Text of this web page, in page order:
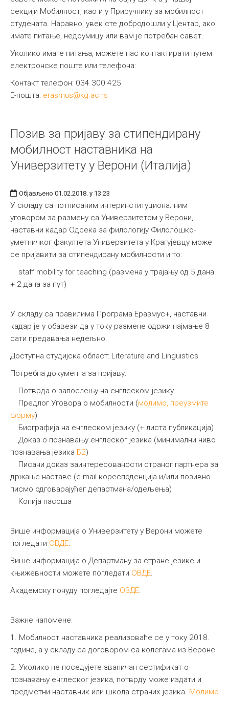
секцији Мобилност, као и у Приручнику за мобилност
студената. Наравно, увек сте добродошли у Центар, ако
имате питање, недоумицу или вам је потребан савет.
Уколико имате питања, можете нас контактирати путем
електронске поште или телефона:
Контакт телефон: 034 300 425
Е-пошта: erasmus@kg.ac.rs
Позив за пријаву за стипендирану
мобилност наставника на
Универзитету у Верони (Италија)
Објављено 01.02.2018. у 13:23
У складу са потписаним интеринституционалним
уговором за размену са Универзитетом у Верони,
наставни кадар Одсека за филологију Филолошко-
уметничког факултета Универзитета у Крагујевцу може
се пријавити за стипендирану мобилности и то:
staff mobility for teaching (размена у трајању од 5 дана
+ 2 дана за пут)
У складу са правилима Програма Еразмус+, наставни
кадар је у обавези да у току размене одржи најмање 8
сати предавања недељно.
Доступна студијска област: Literature and Linguistics
Потребна документа за пријаву:
Потврда о запослењу на енглеском језику
Предлог Уговора о мобилности (молимо, преузмите
форму)
Биографија на енглеском језику (+ листа публикација)
Доказ о познавању енглеског језика (минимални ниво
познавања језика Б2)
Писaни доказ заинтересованости страног партнера за
држање наставе (e-mail коресподенција и/или позивно
писмо одговарајућег департмана/одељења)
Копија пасоша
Више информација о Универзитету у Верони можете
погледати ОВДЕ
Више информација о Департману за стране језике и
књижевности можете погледати ОВДЕ
Академску понуду погледајте ОВДЕ
Важне напомене:
1. Мобилност наставника реализоваће се у току 2018.
године, а у складу са договором са колегама из Вероне.
2. Уколико не поседујете званичан сертификат о
познавању енглеског језика, потврду може издати и
предметни наставник или школа страних језика. Молимо